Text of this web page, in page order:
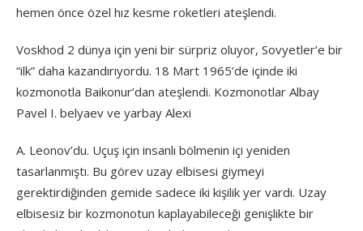
hemen önce özel hız kesme roketleri ateşlendi.
Voskhod 2 dünya için yeni bir sürpriz oluyor, Sovyetler’e bir
“ilk” daha kazandırıyordu. 18 Mart 1965’de içinde iki
kozmonotla Baikonur’dan ateşlendi. Kozmonotlar Albay
Pavel I. belyaev ve yarbay Alexi
A. Leonov’du. Uçuş için insanlı bölmenin içi yeniden
tasarlanmıştı. Bu görev uzay elbisesi giymeyi
gerektirdiğinden gemide sadece iki kişilik yer vardı. Uzay
elbisesiz bir kozmonotun kaplayabileceği genişlikte bir